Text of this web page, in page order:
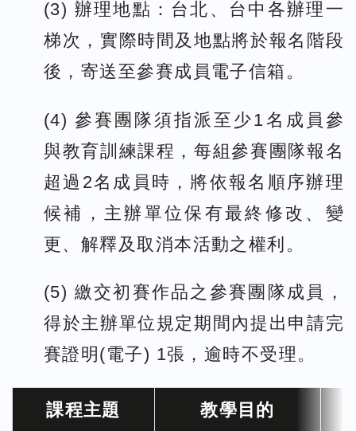
(3) 辦理地點：台北、台中各辦理一
梯次，實際時間及地點將於報名階段
後，寄送至參賽成員電子信箱。
(4) 參賽團隊須指派至少1名成員參
與教育訓練課程，每組參賽團隊報名
超過2名成員時，將依報名順序辦理
候補，主辦單位保有最終修改、變
更、解釋及取消本活動之權利。
(5) 繳交初賽作品之參賽團隊成員，
得於主辦單位規定期間內提出申請完
賽證明(電子) 1張，逾時不受理。
課程主題 教學目的